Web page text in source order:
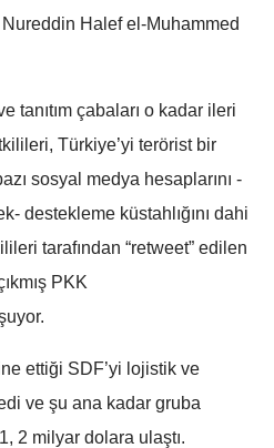
Halef el-Muhammed
tanıtım çabaları o kadar ileri
Türkiye’yi terörist bir
sosyal medya hesaplarını -
destekleme küstahlığını dahi
tarafından “retweet” edilen
PKK
ettiği SDF’yi lojistik ve
ve şu ana kadar gruba
2 milyar dolara ulaştı.